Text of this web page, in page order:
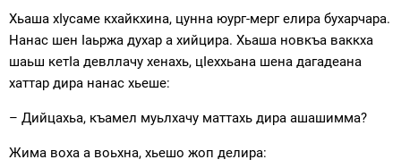
Хьаша хIусаме кхайкхина, цунна юург-мерг елира бухарчара.
Нанас шен Iаьржа духар а хийцира. Хьаша новкъа ваккха
шаьш кетIа девллачу хенахь, цIеххьана шена дагадеана
хаттар дира нанас хьеше:
– Дийцахьа, къамел муьлхачу маттахь дира ашашимма?
Жима воха а воьхна, хьешо жоп делира: